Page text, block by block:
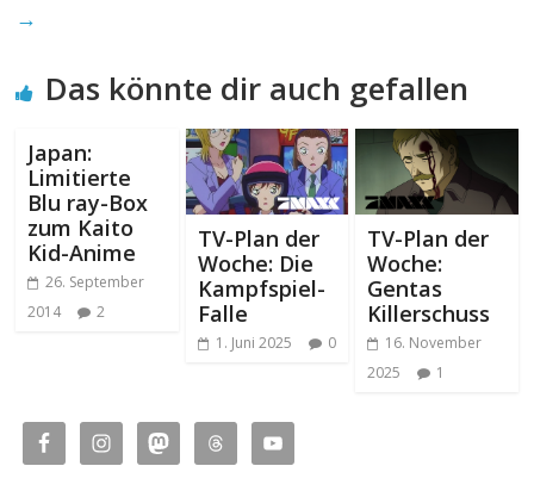
→
Das könnte dir auch gefallen
Japan:
Limitierte
Blu ray-Box
zum Kaito
Kid-Anime
26. September
2014
2
TV-Plan der
Woche: Die
Kampfspiel-
Falle
1. Juni 2025 0
TV-Plan der
Woche:
Gentas
Killerschuss
16. November
2025
1